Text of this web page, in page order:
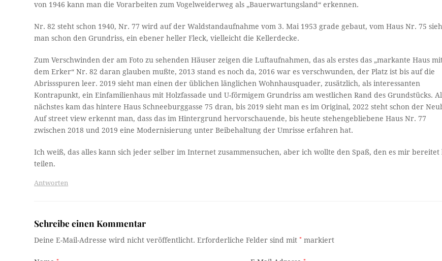
von 1946 kann man die Vorarbeiten zum Vogelweiderweg als „Bauerwartungsland“ erkennen.
Nr. 82 steht schon 1940, Nr. 77 wird auf der Waldstandaufnahme vom 3. Mai 1953 grade gebaut, vom Haus Nr. 75
man schon den Grundriss, ein ebener heller Fleck, vielleicht die Kellerdecke.
Zum Verschwinden der am Foto zu sehenden Häuser zeigen die Luftaufnahmen, das als erstes das „markante Haus
dem Erker“ Nr. 82 daran glauben mußte, 2013 stand es noch da, 2016 war es verschwunden, der Platz ist bis auf die
Abrissspuren leer. 2019 sieht man einen der üblichen länglichen Wohnhausquader, zusätzlich, als interessanten
Kontrapunkt, ein Einfamilienhaus mit Holzfassade und U-förmigem Grundriss am westlichen Rand des Grundstücks.
nächstes kam das hintere Haus Schneeburggasse 75 dran, bis 2019 sieht man es im Original, 2022 steht schon der
Auf street view erkennt man, dass das im Hintergrund hervorschauende, bis heute stehengebliebene Haus Nr. 77
zwischen 2018 und 2019 eine Modernisierung unter Beibehaltung der Umrisse erfahren hat.
Ich weiß, das alles kann sich jeder selber im Internet zusammensuchen, aber ich wollte den Spaß, den es mir bereitet
teilen.
Antworten
Schreibe einen Kommentar
Deine E-Mail-Adresse wird nicht veröffentlicht. Erforderliche Felder sind mit* markiert